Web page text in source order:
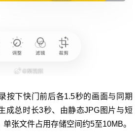
按下快门前后各1.5秒的画面与同期
成总时长3秒、由静态JPG图片与短
张文件占用存储空间约5至10MB。